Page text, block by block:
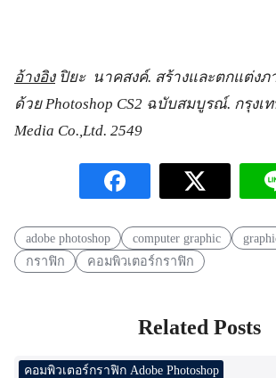
อ้างอิงปิยะ นาคสงค์. สร้างและตกแต่งภ
ด้วยPhotoshop CS2 ฉบับสมบูรณ์. กรุงเ
Media Co.,Ltd. 2549
adobe photoshop computer graphic
กราฟิก
คอมพิวเตอร์กราฟิก
Related Posts
คอมพิวเตอร์กราฟิก Adobe Photoshop